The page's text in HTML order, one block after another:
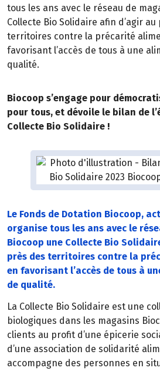
tous les ans avec le réseau de
Collecte Bio Solidaire afin d’agir
territoires contre la précarité
favorisant l’accès de tous à une
qualité.
Biocoop s’engage pour
pour tous, et dévoile le bilan de
Collecte Bio Solidaire !
Le Fonds de Dotation Biocoop,
organise tous les ans avec le
Biocoop une Collecte Bio
près des territoires contre la
en favorisant l’accès de tous à
de qualité.
La Collecte Bio Solidaire est une
biologiques dans les magasins
clients au profit d’une épicerie
d’une association de solidarité
accompagne des personnes en